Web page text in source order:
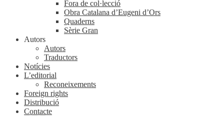
Fora de col·lecció
Obra Catalana d’Eugeni d’Ors
Quaderns
Sèrie Gran
Autors
Autors
Traductors
Notícies
L’editorial
Reconeixements
Foreign rights
Distribució
Contacte